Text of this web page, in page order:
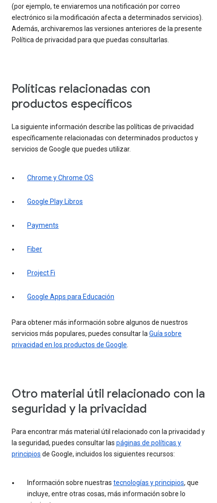
(por ejemplo, te enviaremos una notificación por correo
electrónico si la modificación afecta a determinados servicios).
Además, archivaremos las versiones anteriores de la presente
Política de privacidad para que puedas consultarlas.
Políticas relacionadas con
productos específicos
La siguiente información describe las políticas de privacidad
específicamente relacionadas con determinados productos y
servicios de Google que puedes utilizar.
Chrome y Chrome OS
Google Play Libros
Payments
Fiber
Project Fi
Google Apps para Educación
Para obtener más información sobre algunos de nuestros
servicios más populares, puedes consultar laGuía sobre
privacidad en los productos de Google.
Otro material útil relacionado con la
seguridad y la privacidad
Para encontrar más material útil relacionado con la privacidad y
la seguridad, puedes consultar las páginas de políticas y
principios de Google, incluidos los siguientes recursos:
Información sobre nuestras tecnologías y principios, que
incluye, entre otras cosas, más información sobre lo